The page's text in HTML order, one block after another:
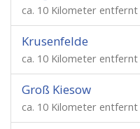
ca. 10 Kilometer entfernt
Krusenfelde
ca. 10 Kilometer entfernt
Groß Kiesow
ca. 10 Kilometer entfernt